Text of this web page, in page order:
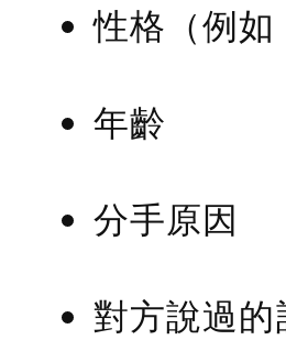
性格（例
年齡
分手原因
對方說過的